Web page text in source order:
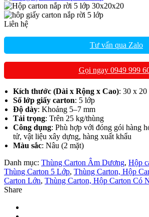
Liên hệ
Tư vấn qua Zalo
Gọi ngay 0949 999
Kích thước (Dài x Rộng x Cao): 30 x
Số lớp giấy carton: 5 lớp
Độ dày: Khoảng 5–7 mm
Tải trọng: Trên 25 kg/thùng
Công dụng: Phù hợp với đóng gói hàng
tử, vật liệu xây dựng, hàng xuất khẩu
Màu sắc: Nâu (2 mặt)
Danh mục: Thùng Carton Âm Dương, Hộp
Thùng Carton 5 Lớp, Thùng Carton, Hộp
Carton Lớn, Thùng Carton, Hộp Carton Có
Share